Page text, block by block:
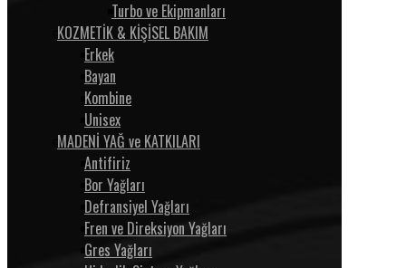
Turbo ve Ekipmanları
KOZMETİK & KİŞİSEL BAKIM
Erkek
Bayan
Kombine
Unisex
MADENİ YAĞ ve KATKILARI
Antifiriz
Bor Yağları
Defransiyel Yağları
Fren ve Direksiyon Yağları
Gres Yağları